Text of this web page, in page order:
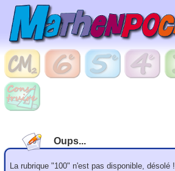
Oups...
La rubrique "100" n'est pas disponible, désolé !